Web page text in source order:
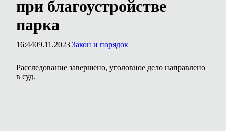
при благоустройстве
парка
16:4409.11.2023|Закон и порядок
Расследование завершено, уголовное дело направлено
в суд.